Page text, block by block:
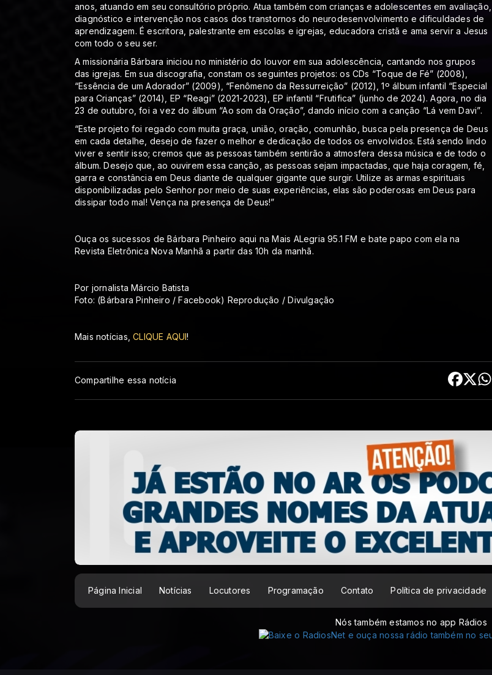
anos, atuando em seu consultório próprio. Atua também com crianças e adolescentes em avaliação,
diagnóstico e intervenção nos casos dos transtornos do neurodesenvolvimento e dificuldades de
aprendizagem. É escritora, palestrante em escolas e igrejas, educadora cristã e ama servir a Jesus
com todo o seu ser.
A missionária Bárbara iniciou no ministério do louvor em sua adolescência, cantando nos grupos
das igrejas. Em sua discografia, constam os seguintes projetos: os CDs “Toque de Fé” (2008),
“Essência de um Adorador” (2009), “Fenômeno da Ressurreição” (2012), 1º álbum infantil “Especial
para Crianças” (2014), EP “Reagi” (2021-2023), EP infantil “Frutifica” (junho de 2024). Agora, no dia
23 de outubro, foi a vez do álbum “Ao som da Oração”, dando início com a canção “Lá vem Davi”.
“Este projeto foi regado com muita graça, união, oração, comunhão, busca pela presença de Deus
em cada detalhe, desejo de fazer o melhor e dedicação de todos os envolvidos. Está sendo lindo
viver e sentir isso; cremos que as pessoas também sentirão a atmosfera dessa música e de todo o
álbum. Desejo que, ao ouvirem essa canção, as pessoas sejam impactadas, que haja coragem, fé,
garra e constância em Deus diante de qualquer gigante que surgir. Utilize as armas espirituais
disponibilizadas pelo Senhor por meio de suas experiências, elas são poderosas em Deus para
dissipar todo mal! Vença na presença de Deus!”
Ouça os sucessos de Bárbara Pinheiro aqui na Mais ALegria 95.1 FM e bate papo com ela na
Revista Eletrônica Nova Manhã a partir das 10h da manhã.
Por jornalista Márcio Batista
Foto: (Bárbara Pinheiro / Facebook) Reprodução / Divulgação
Mais notícias,CLIQUE AQUI!
Compartilhe essa notícia
Página Inicial Notícias Locutores Programação Contato Política de privacidade
Nós também estamos no app Rádios